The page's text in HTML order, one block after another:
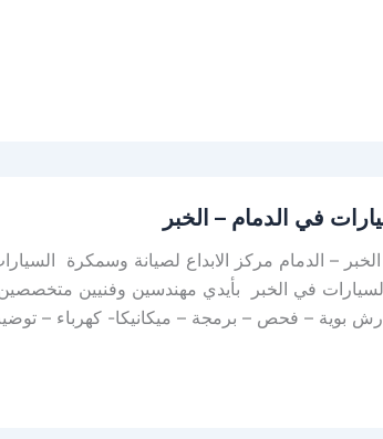
في الدمام – الخبر
– الدمام مركز الابداع لصيانة وسمكرة
في الخبر بأيدي مهندسين وفنيين
بوية – فحص – برمجة – ميكانيكا- كهرباء –